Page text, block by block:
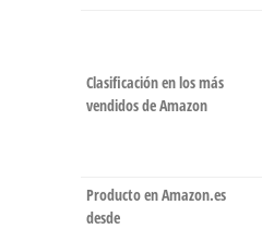
Clasificación en los más
vendidos de Amazon
Producto en Amazon.es
desde